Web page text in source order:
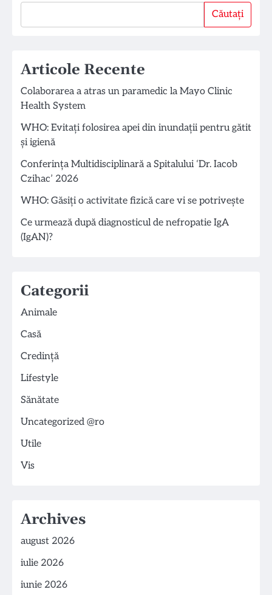
Căutați
Articole Recente
Colaborarea a atras un paramedic la Mayo Clinic
Health System
WHO: Evitați folosirea apei din inundații pentru gătit
și igienă
Conferința Multidisciplinară a Spitalului ‘Dr. Iacob
Czihac’ 2026
WHO: Găsiți o activitate fizică care vi se potrivește
Ce urmează după diagnosticul de nefropatie IgA
(IgAN)?
Categorii
Animale
Casă
Credință
Lifestyle
Sănătate
Uncategorized @ro
Utile
Vis
Archives
august 2026
iulie 2026
iunie 2026